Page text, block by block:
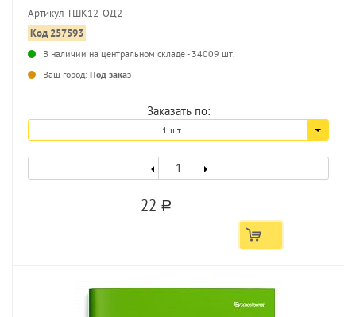
Артикул ТШК12-ОД2
Код 257593
В наличии на центральном складе - 34009 шт.
Ваш город: Под заказ
Заказать по:
1 шт.
22 a